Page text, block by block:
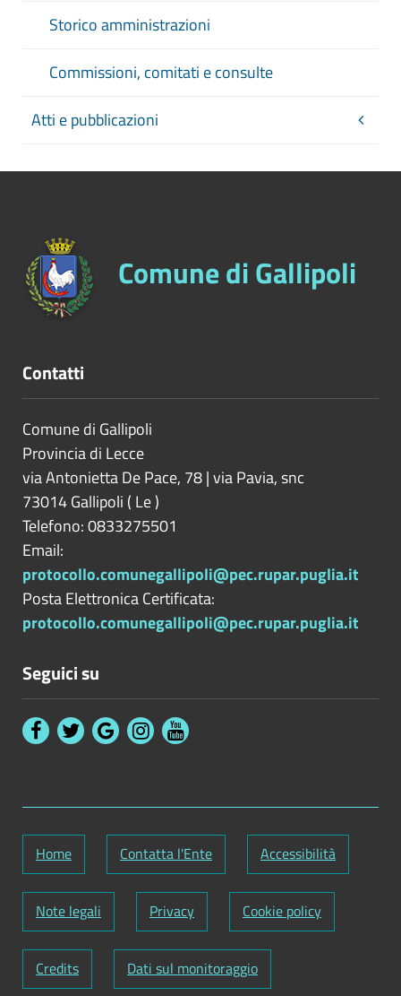
Storico amministrazioni
Commissioni, comitati e consulte
Atti e pubblicazioni
Comune di Gallipoli
Contatti
Comune di Gallipoli
Provincia di Lecce
via Antonietta De Pace, 78 | via Pavia, snc
73014Gallipoli ( Le)
Telefono: 0833275501
Email:
protocollo.comunegallipoli@pec.rupar.puglia.it
Posta Elettronica Certificata:
protocollo.comunegallipoli@pec.rupar.puglia.it
Seguici su
Home Contatta l'Ente Accessibilità
Note legali Privacy Cookie policy
Credits Dati sul monitoraggio